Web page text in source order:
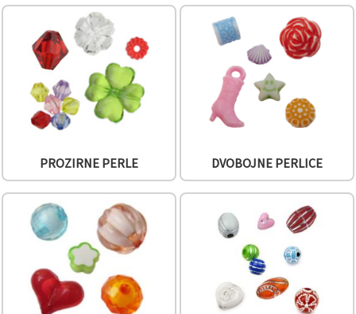
PROZIRNE PERLE DVOBOJNE PERLICE